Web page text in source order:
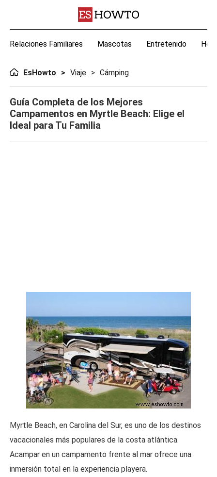
Relaciones Familiares Mascotas Entretenido
EsHowto Viaje Cámping
Guía Completa de los Mejores
Campamentos en Myrtle Beach: Elige el
Ideal para Tu Familia
Myrtle Beach, en Carolina del Sur, es uno de los destinos
vacacionales más populares de la costa atlántica.
Acampar en un campamento frente al mar ofrece una
inmersión total en la experiencia playera.